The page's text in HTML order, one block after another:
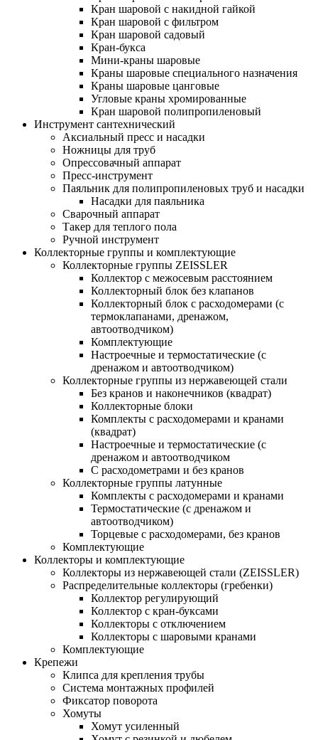
Кран шаровой с накидной гайкой
Кран шаровой с фильтром
Кран шаровой садовый
Кран-букса
Мини-краны шаровые
Краны шаровые специального назначения
Краны шаровые цанговые
Угловые краны хромированные
Кран шаровой полипропиленовый
Инструмент сантехнический
Аксиальный пресс и насадки
Ножницы для труб
Опрессовачный аппарат
Пресс-инструмент
Паяльник для полипропиленовых труб и насадки
Насадки для паяльника
Сварочный аппарат
Такер для теплого пола
Ручной инструмент
Коллекторные группы и комплектующие
Коллекторные группы ZEISSLER
Коллектор с межосевым расстоянием
Коллекторный блок без клапанов
Коллекторный блок с расходомерами (с
термоклапанами, дренажом,
автоотводчиком)
Комплектующие
Настроечные и термостатические (с
дренажом и автоотводчиком)
Коллекторные группы из нержавеющей стали
Без кранов и наконечников (квадрат)
Коллекторные блоки
Комплекты с расходомерами и кранами
(квадрат)
Настроечные и термостатические (с
дренажом и автоотводчиком
С расходометрами и без кранов
Коллекторные группы латунные
Комплекты с расходомерами и кранами
Термостатические (с дренажом и
автоотводчиком)
Торцевые с расходомерами, без кранов
Комплектующие
Коллекторы и комплектующие
Коллекторы из нержавеющей стали (ZEISSLER)
Распределительные коллекторы (гребенки)
Коллектор регулирующий
Коллектор с кран-буксами
Коллекторы с отключением
Коллекторы с шаровыми кранами
Комплектующие
Крепежи
Клипса для крепления трубы
Система монтажных профилей
Фиксатор поворота
Хомуты
Хомут усиленный